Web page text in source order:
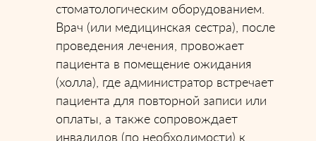
стоматологическим оборудованием.
Врач (или медицинская сестра), после
проведения лечения, провожает
пациента в помещение ожидания
(холла), где администратор встречает
пациента для повторной записи или
оплаты, а также сопровождает
инвалидов (по необходимости) к